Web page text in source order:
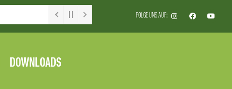
FOLGE UNS AUF:
DOWNLOADS